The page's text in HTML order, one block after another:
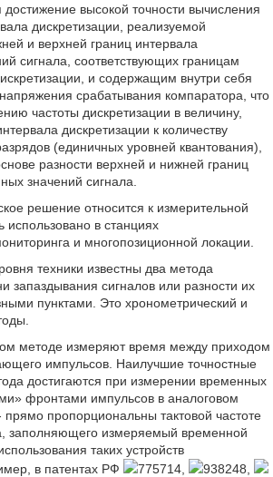
достижение высокой точности вычисления
дискретизации, реализуемой
и верхней границ интервала
сигнала, соответствующих границам
и содержащим внутри себя
срабатывания компаратора, что
частоты дискретизации в величину,
дискретизации к количеству
(единичных уровней квантования),
разности верхней и нижней границ
значений сигнала.
решение относится к измерительной
использовано в станциях
и многопозиционной локации.
техники известны два метода
запаздывания сигналов или разности их
пунктами. Это хронометрический и
методе измеряют время между приходом
импульсов. Наилучшие точностные
достигаются при измерении временных
фронтами импульсов в аналоговом
пропорциональны тактовой частоте
заполняющего измеряемый временной
таких устройств
в патентах РФ
775714,
938248,